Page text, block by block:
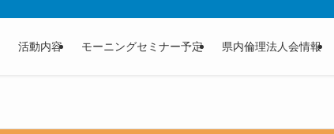
活動内容 モーニングセミナー予定 県内倫理法人会情報